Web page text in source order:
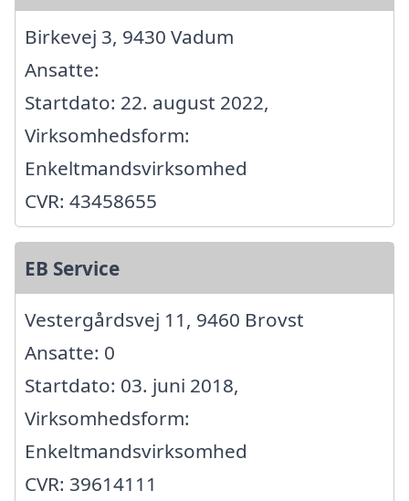
Birkevej 3, 9430 Vadum
Ansatte:
Startdato: 22. august 2022,
Virksomhedsform:
Enkeltmandsvirksomhed
CVR: 43458655
EB Service
Vestergårdsvej 11, 9460 Brovst
Ansatte: 0
Startdato: 03. juni 2018,
Virksomhedsform:
Enkeltmandsvirksomhed
CVR: 39614111